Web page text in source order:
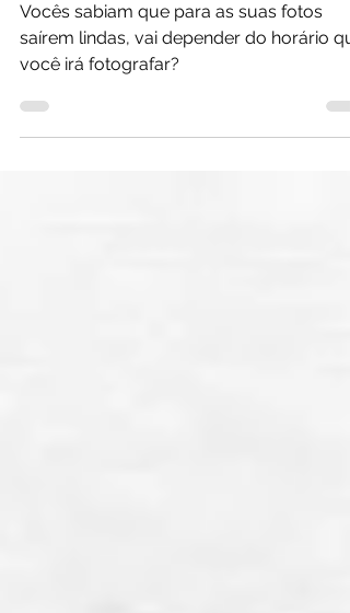
para Fotografar?
Vocês sabiam que para as suas fotos
você irá fotografar?